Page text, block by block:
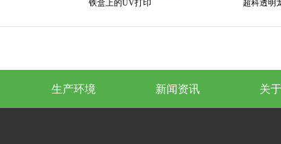
铁盒上的UV打印 超科透明
生产环境 新闻资讯 关